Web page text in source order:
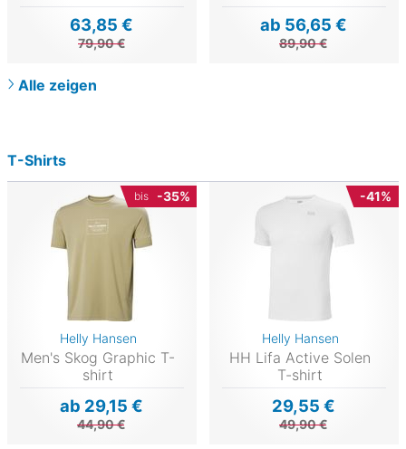
63,85 €
79,90 €
ab 56,65 €
89,90 €
Alle zeigen
T-Shirts
bis -35%
Helly Hansen
Men's Skog Graphic T-
shirt
ab 29,15 €
44,90 €
-41%
Helly Hansen
HH Lifa Active Solen
T-shirt
29,55 €
49,90 €